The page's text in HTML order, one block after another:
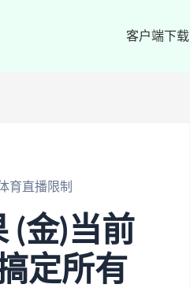
客户端下载
育直播限制
(金)当前
定所有